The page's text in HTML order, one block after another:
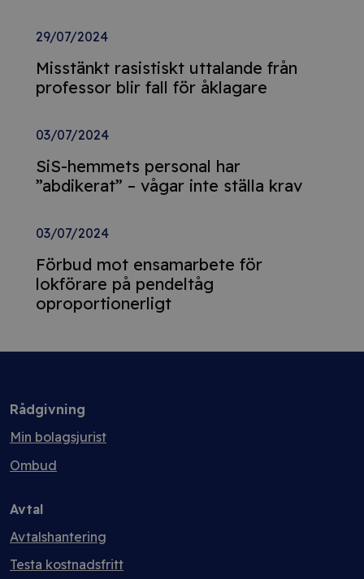
29/07/2024
Misstänkt rasistiskt uttalande från
professor blir fall för åklagare
03/07/2024
SiS-hemmets personal har
”abdikerat” – vågar inte ställa krav
03/07/2024
Förbud mot ensamarbete för
lokförare på pendeltåg
oproportionerligt
Rådgivning
Min bolagsjurist
Ombud
Avtal
Avtalshantering
Testa kostnadsfritt